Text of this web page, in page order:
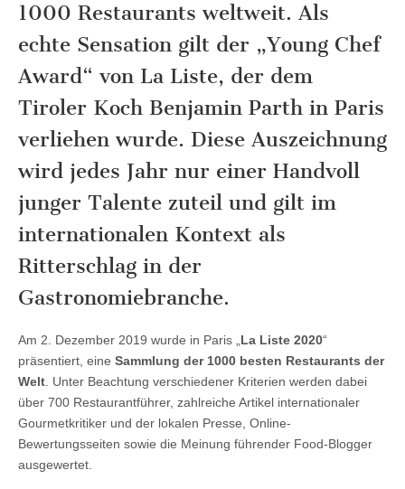
1000 Restaurants weltweit. Als
echte Sensation gilt der „Young Chef
Award“ von La Liste, der dem
Tiroler Koch Benjamin Parth in Paris
verliehen wurde. Diese Auszeichnung
wird jedes Jahr nur einer Handvoll
junger Talente zuteil und gilt im
internationalen Kontext als
Ritterschlag in der
Gastronomiebranche.
Am 2. Dezember 2019 wurde in Paris „ La Liste 2020“
präsentiert, eine Sammlung der 1000 besten Restaurants der
Welt . Unter Beachtung verschiedener Kriterien werden dabei
über 700 Restaurantführer, zahlreiche Artikel internationaler
Gourmetkritiker und der lokalen Presse, Online-
Bewertungsseiten sowie die Meinung führender Food-Blogger
ausgewertet.